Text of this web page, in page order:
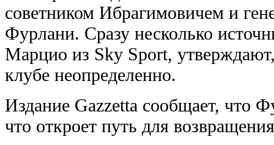
советником Ибрагимовичем и
Фурлани. Сразу несколько
Марцио из Sky Sport,
клубе неопределенно.
Издание Gazzetta сообщает, что
что откроет путь для